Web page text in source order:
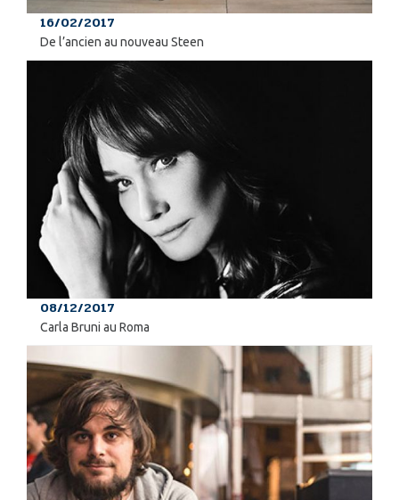
16/02/2017
De l’ancien au nouveau Steen
08/12/2017
Carla Bruni au Roma